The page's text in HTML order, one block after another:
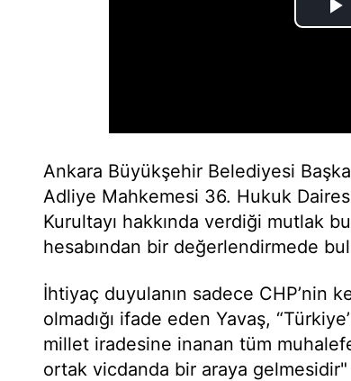
Ankara Büyükşehir Belediyesi
Adliye Mahkemesi 36. Hukuk
Kurultayı hakkında verdiği mutlak
hesabından bir değerlendirmede
İhtiyaç duyulanın sadece CHP’nin
olmadığı ifade eden Yavaş,
millet iradesine inanan tüm
ortak vicdanda bir araya